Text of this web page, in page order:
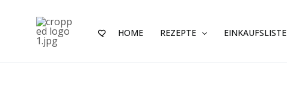
springen
HOME REZEPTE EINKAUFSLISTE